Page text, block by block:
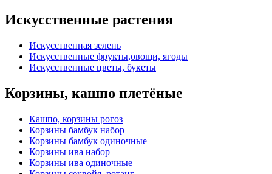
Искусственные растения
Искусственная зелень
Искусственные фрукты,овощи, ягоды
Искусственные цветы, букеты
Корзины, кашпо плетёные
Кашпо, корзины рогоз
Корзины бамбук набор
Корзины бамбук одиночные
Корзины ива набор
Корзины ива одиночные